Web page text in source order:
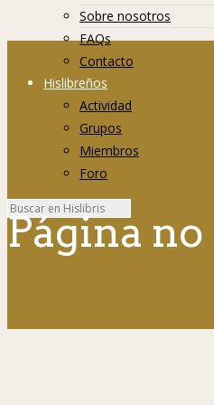
Sobre nosotros
FAQs
Contacto
Hislibreños
Actividad
Grupos
Miembros
Foro
Página